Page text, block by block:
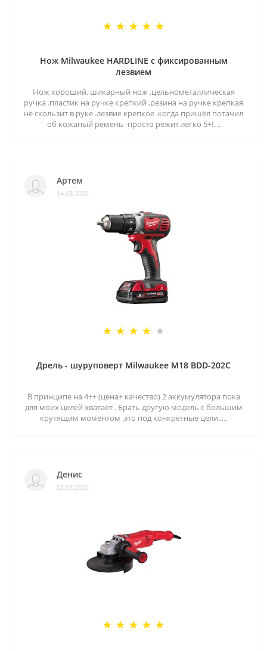
Нож Milwaukee HARDLINE с фиксированным
лезвием
Нож хороший. шикарный нож ,цельнометаллическая
ручка .пластик на ручке крепкий ,резина на ручке крепкая
не скользит в руке .лезвие крепкое .когда пришёл потачил
об кожаный ремень -просто режит легко 5+!. ..
Артем
14.03.2022
Дрель - шуруповерт Milwaukee M18 BDD-202C
В принципе на 4++ (цена+ качество) 2 аккумулятора пока
для моих целей хватает . Брать другую модель с большим
крутящим моментом ,это под конкретные цели.....
Денис
02.03.2022